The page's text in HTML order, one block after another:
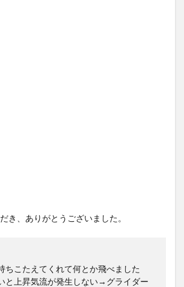
き、ありがとうございました。
ちこたえてくれて何とか飛べました
と上昇気流が発生しない→グライダー